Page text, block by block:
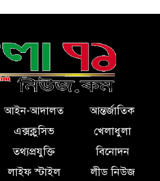
আইন-আদালত
আন্তর্জাতিক
এক্সক্লুসিভ
খেলাধুলা
তথ্যপ্রযুক্তি
বিনোদন
লাইফ স্টাইল লীড নিউজ